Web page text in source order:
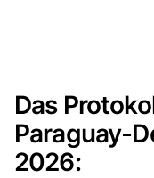
Das
Paraguay-
2026: